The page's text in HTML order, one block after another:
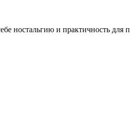
ностальгию и практичность для